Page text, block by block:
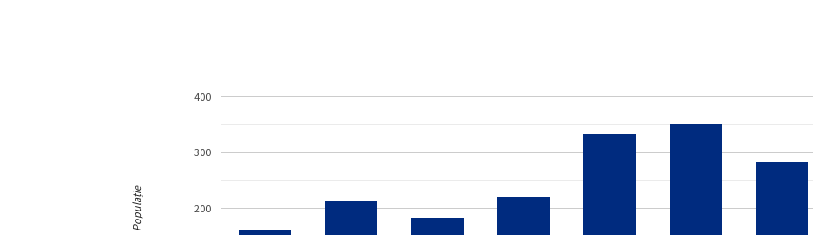
200
300
400
Populație